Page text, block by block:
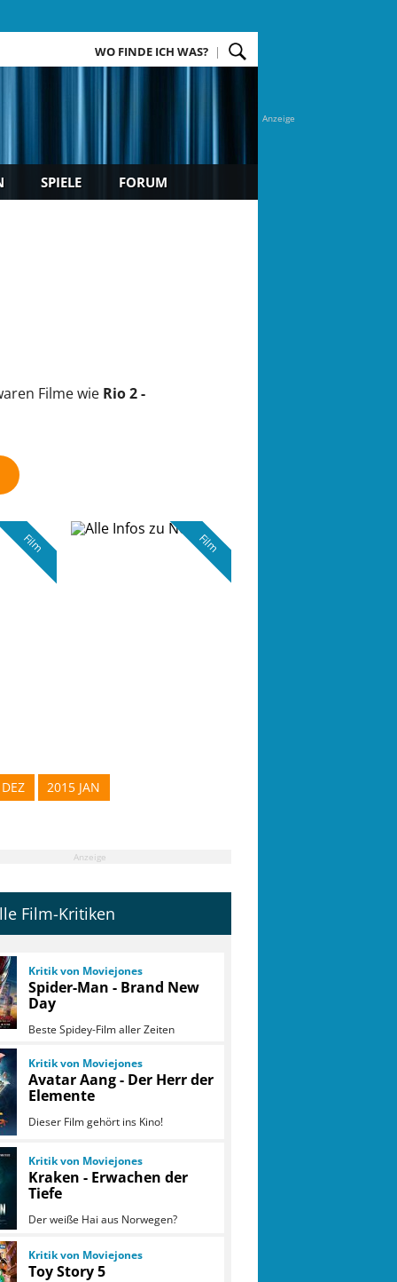
Anzeige
WO FINDE ICH WAS?
SPIELE FORUM
Filme wie Rio 2 -
Film Film
DEZ 2015 JAN
Anzeige
Film-Kritiken
Kritik von Moviejones
Spider-Man - Brand New
Day
Beste Spidey-Film aller Zeiten
Kritik von Moviejones
Avatar Aang - Der Herr der
Elemente
Dieser Film gehört ins Kino!
Kritik von Moviejones
Kraken - Erwachen der
Tiefe
Der weiße Hai aus Norwegen?
Kritik von Moviejones
Toy Story 5